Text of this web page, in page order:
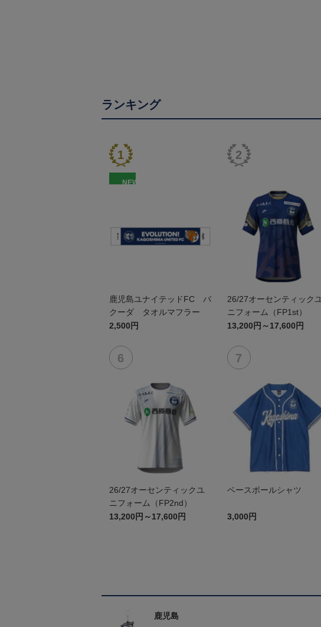
ランキング
NEW
鹿児島ユナイテッドFC バ
クーダ タオルマフラー
2,500円
26/27オーセンティックユ
ニフォーム（FP1st）
13,200円～17,600円
26/27オーセンティックユ
ニフォーム（FP2nd）
13,200円～17,600円
ベースボールシャツ
3,000円
鹿児島